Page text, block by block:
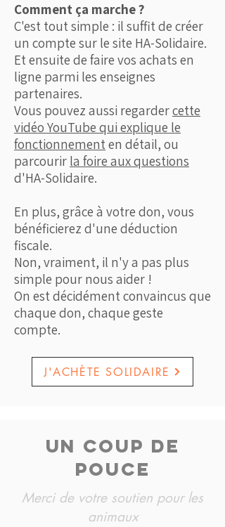
Comment ça marche ?
C'est tout simple : il suffit de créer
un compte sur le site HA-Solidaire.
Et ensuite de faire vos achats en
ligne parmi les enseignes
partenaires.
Vous pouvez aussi regardercette
vidéo YouTube qui explique le
fonctionnementen détail, ou
parcourir la foire aux questions
d'HA-Solidaire.
En plus, grâce à votre don, vous
bénéficierez d'une déduction
fiscale.
Non, vraiment, il n'y a pas plus
simple pour nous aider !
On est décidément convaincus que
chaque don, chaque geste
compte.
J'ACHÈTE SOLIDAIRE
UN COUP DE
POUCE
Merci de votre soutien pour les
animaux